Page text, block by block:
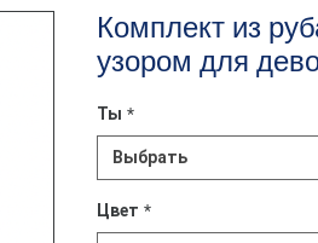
Комплект из
узором для
Ты *
Выбрать
Цвет *